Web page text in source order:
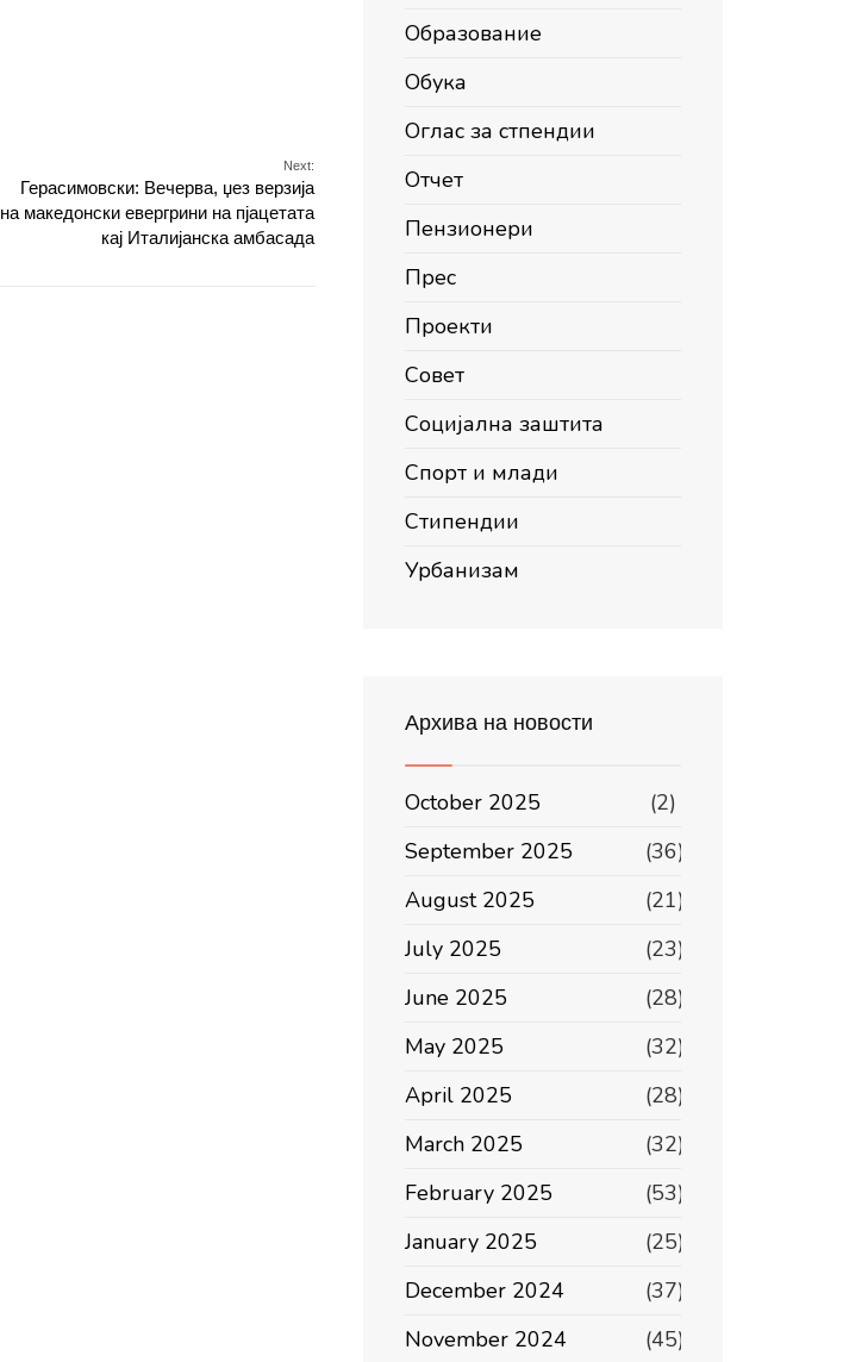
Next:
Герасимовски: Вечерва, џез верзија
на македонски евергрини на пјацетата
кај Италијанска амбасада
Образование
Обука
Оглас за стпендии
Отчет
Пензионери
Прес
Проекти
Совет
Социјална заштита
Спорт и млади
Стипендии
Урбанизам
Архива на новости
October 2025
(2)
September 2025
(36)
August 2025
(21)
July 2025
(23)
June 2025
(28)
May 2025
(32)
April 2025
(28)
March 2025
(32)
February 2025
(53)
January 2025
(25)
December 2024
(37)
November 2024
(45)